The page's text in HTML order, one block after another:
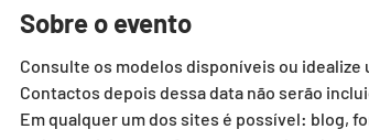
Sobre o evento
Consulte os modelos disponíveis ou idealize
Contactos depois dessa data não serão
Em qualquer um dos sites é possível: blog,